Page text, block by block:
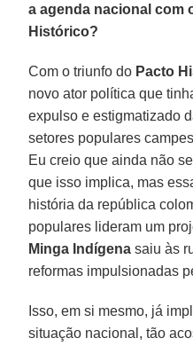
a agenda nacional com
Histórico?
Com o triunfo do Pacto
novo ator política que
expulso e estigmatizado
setores populares
Eu creio que ainda não
que isso implica, mas
história da república
populares lideram um
Minga Indígena saiu às
reformas impulsionadas
Isso, em si mesmo, já
situação nacional, tão